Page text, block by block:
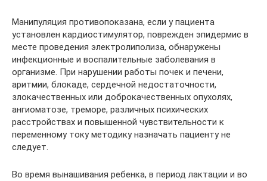
Манипуляция противопоказана, если у пациента
установлен кардиостимулятор, поврежден эпидермис в
месте проведения электролиполиза, обнаружены
инфекционные и воспалительные заболевания в
организме. При нарушении работы почек и печени,
аритмии, блокаде, сердечной недостаточности,
злокачественных или доброкачественных опухолях,
ангиоматозе, треморе, различных психических
расстройствах и повышенной чувствительности к
переменному току методику назначать пациенту не
следует.
Во время вынашивания ребенка, в период лактации и во